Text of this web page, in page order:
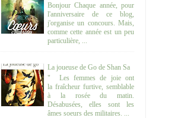
Bonjour Chaque année, pour
l'anniversaire de ce blog,
j'organise un concours. Mais,
comme cette année est un peu
particulière, ...
La joueuse de Go de Shan Sa
" Les femmes de joie ont
la fraîcheur furtive, semblable
à la rosée du matin.
Désabusées, elles sont les
âmes soeurs des militaires. ...